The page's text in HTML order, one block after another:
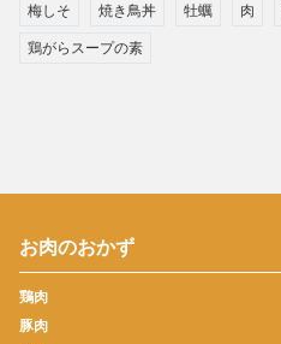
梅しそ 焼き鳥丼 牡蠣 肉
鶏がらスープの素
お肉のおかず
鶏肉
豚肉